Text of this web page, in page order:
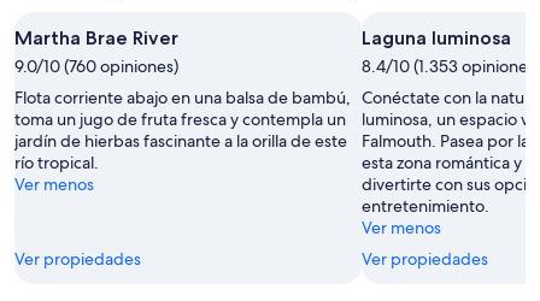
Martha Brae River
9.0/10 (760 opiniones)
Flota corriente abajo en una balsa de bambú,
toma un jugo de fruta fresca y contempla un
jardín de hierbas fascinante a la orilla de este
río tropical.
Ver menos
Ver propiedades
Laguna luminosa
8.4/10 (1.353 opiniones)
Conéctate con la
luminosa, un espacio
Falmouth. Pasea por
esta zona romántica y
divertirte con sus
entretenimiento.
Ver menos
Ver propiedades